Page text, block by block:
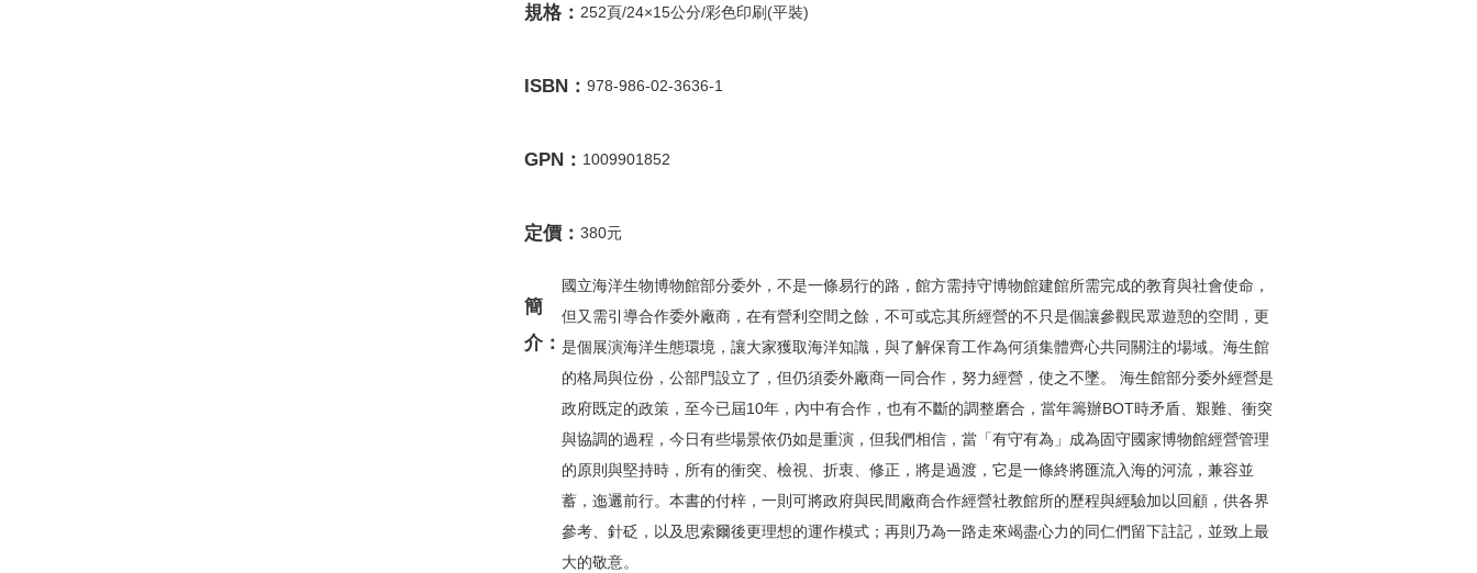
規格： 252頁/24×15公分/彩色印刷(平裝)
ISBN： 978-986-02-3636-1
GPN： 1009901852
定價： 380元
簡
介：
國立海洋生物博物館部分委外，不是一條易行的路，館方需持守博物館建館所需完成的教育與社會使命，
但又需引導合作委外廠商，在有營利空間之餘，不可或忘其所經營的不只是個讓參觀民眾遊憩的空間，更
是個展演海洋生態環境，讓大家獲取海洋知識，與了解保育工作為何須集體齊心共同關注的場域。海生館
的格局與位份，公部門設立了，但仍須委外廠商一同合作，努力經營，使之不墜。 海生館部分委外經營是
政府既定的政策，至今已屆10年，內中有合作，也有不斷的調整磨合，當年籌辦BOT時矛盾、艱難、衝突
與協調的過程，今日有些場景依仍如是重演，但我們相信，當「有守有為」成為固守國家博物館經營管理
的原則與堅持時，所有的衝突、檢視、折衷、修正，將是過渡，它是一條終將匯流入海的河流，兼容並
蓄，迤邐前行。本書的付梓，一則可將政府與民間廠商合作經營社教館所的歷程與經驗加以回顧，供各界
參考、針砭，以及思索爾後更理想的運作模式；再則乃為一路走來竭盡心力的同仁們留下註記，並致上最
大的敬意。